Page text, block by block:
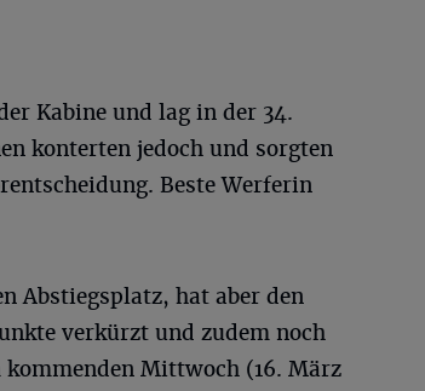
Kabine und lag in der 34.
konterten jedoch und sorgten
Beste Werferin
Abstiegsplatz, hat aber den
verkürzt und zudem noch
Mittwoch (16. März